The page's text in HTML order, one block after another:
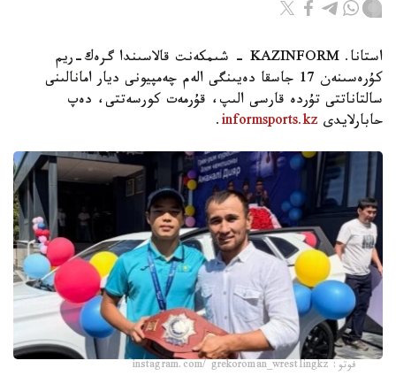
استانا. KAZINFORM - شىمكەنت قالاسىندا گرەك-ريم
كۇرەسىنەن 17 جاسقا دەيىنگى الەم چەمپيونى ديار امانالىنى
سالتاناتتى تۇردە قارسى الىپ، قۇرمەت كورسەتتى، دەپ
حابارلايدى informsports.kz
.
فوتو: instagram.com/ grekoroman_wrestlingkz